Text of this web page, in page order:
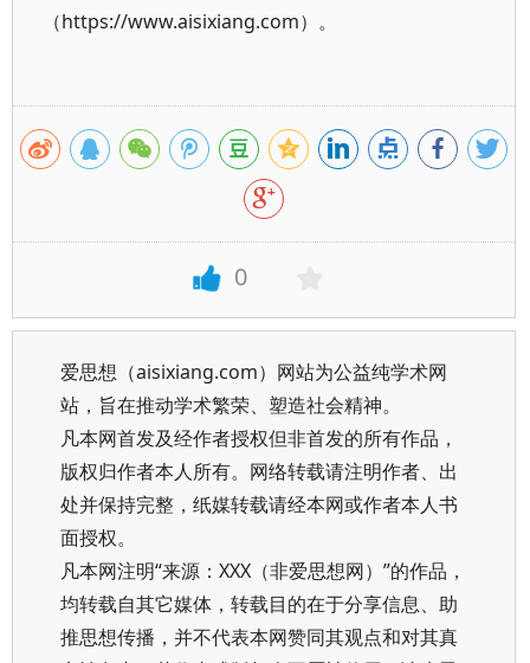
（https://www.aisixiang.com）。
0
爱思想（aisixiang.com）网站为公益纯学术网
站，旨在推动学术繁荣、塑造社会精神。
凡本网首发及经作者授权但非首发的所有作品，
版权归作者本人所有。网络转载请注明作者、出
处并保持完整，纸媒转载请经本网或作者本人书
面授权。
凡本网注明“来源：XXX（非爱思想网）”的作品，
均转载自其它媒体，转载目的在于分享信息、助
推思想传播，并不代表本网赞同其观点和对其真